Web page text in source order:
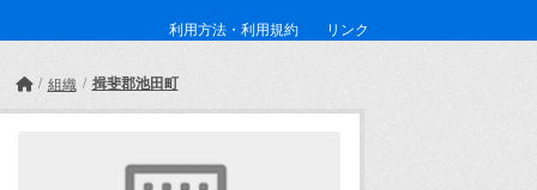
利用方法・利用規約 リンク
組織 揖斐郡池田町